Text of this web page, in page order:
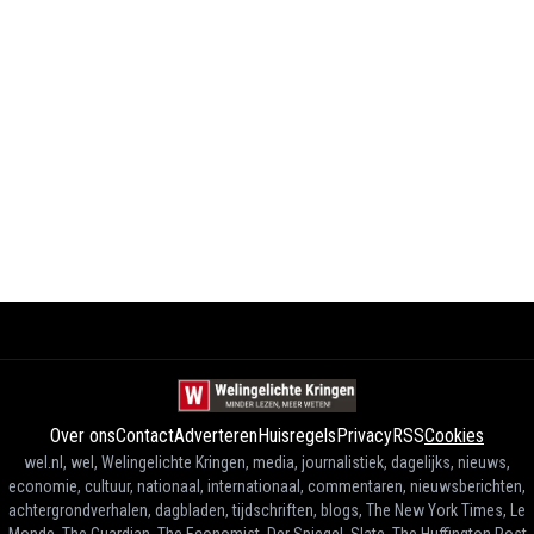
Over onsContactAdverterenHuisregelsPrivacyRSSCookies
wel.nl, wel, Welingelichte Kringen, media, journalistiek, dagelijks, nieuws,
economie, cultuur, nationaal, internationaal, commentaren, nieuwsberichten,
achtergrondverhalen, dagbladen, tijdschriften, blogs, The New York Times, Le